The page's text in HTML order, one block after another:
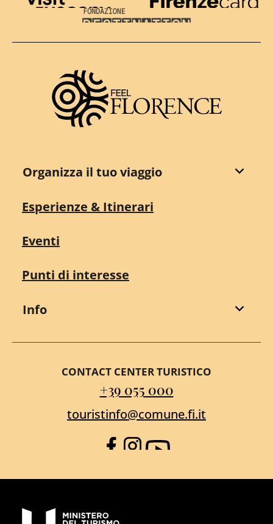
Visit Tuscany
Firenze Card
Destination Florence
Organizza il tuo viaggio
Esperienze & Itinerari
Eventi
Punti di interesse
Info
CONTACT CENTER TURISTICO
+39 055 000
touristinfo@comune.fi.it
Facebook
Instagram
YouTube